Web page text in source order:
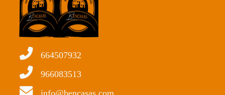
664507932
966083513